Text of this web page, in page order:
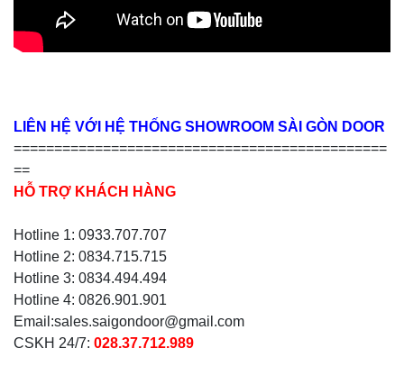
LIÊN HỆ VỚI HỆ THỐNG SHOWROOM SÀI GÒN DOOR
==============================================
==
HỖ TRỢ KHÁCH HÀNG
Hotline 1: 0933.707.707
Hotline 2: 0834.715.715
Hotline 3: 0834.494.494
Hotline 4: 0826.901.901
Email:sales.saigondoor@gmail.com
CSKH 24/7: 028.37.712.989